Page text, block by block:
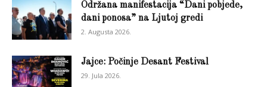
Održana manifestacija “Dani pobjede,
dani ponosa” na Ljutoj gredi
2. Augusta 2026.
Jajce: Počinje Desant Festival
29. Jula 2026.